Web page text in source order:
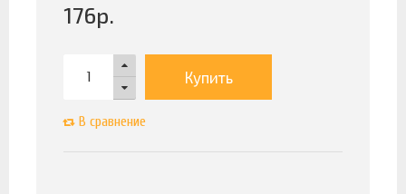
176р.
Купить
В сравнение